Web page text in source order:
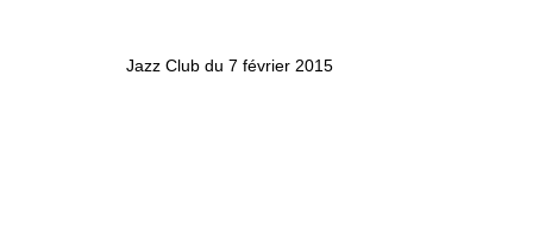
Jazz Club du 7 février 2015